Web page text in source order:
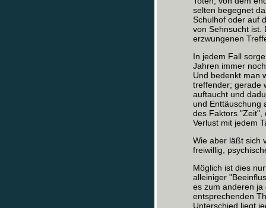
selten begegnet
Schulhof oder auf
von Sehnsucht ist.
erzwungenen
In jedem Fall
Jahren immer
Und bedenkt man
treffender; gerade
auftaucht und
und Enttäuschung
des Faktors "Zeit",
Verlust mit jedem
Wie aber läßt sich
freiwillig,
Möglich ist dies
alleiniger
es zum anderen ja
entsprechenden
Unterschied liegt